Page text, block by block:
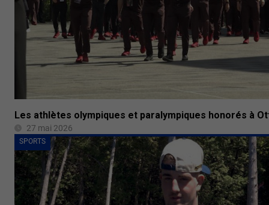
Les athlètes olympiques et paralympiques honorés à
27 mai 2026
SPORTS